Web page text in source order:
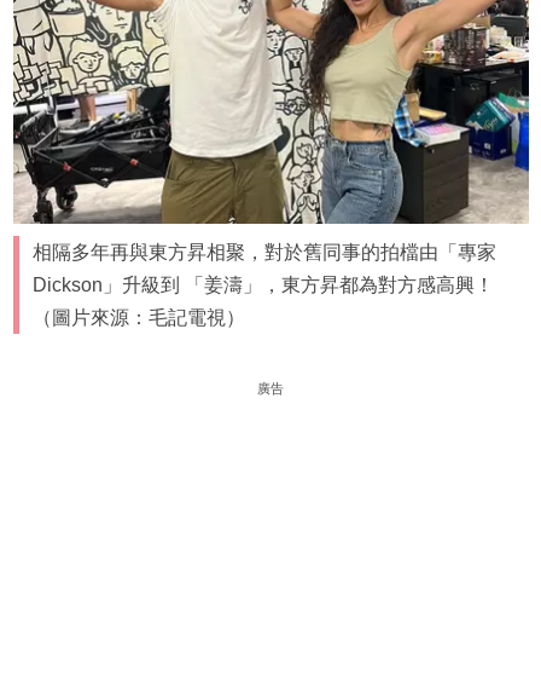
相隔多年再與東方昇相聚，對於舊同事的拍檔由「專家
Dickson」升級到 「姜濤」，東方昇都為對方感高興！
（圖片來源：毛記電視）
廣告